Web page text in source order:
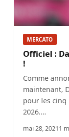
MERCATO
Officiel :
!
Comme
maintenant,
pour les cinq
2026.…
mai 28, 20211